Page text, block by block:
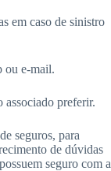
em caso de sinistro
ou e-mail.
preferir.
seguros, para
de dúvidas
seguro com a